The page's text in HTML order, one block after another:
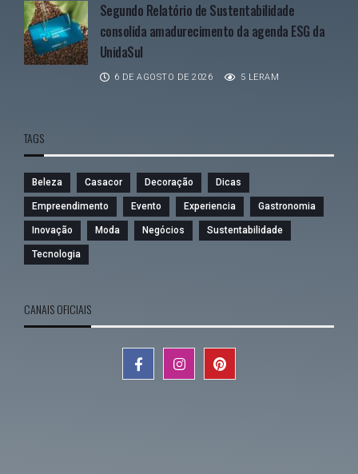
Segundo Relatório de Sustentabilidade
consolida amadurecimento da agenda ESG da
UnidaSul
6 DE AGOSTO DE 2026 5 LERAM
TAGS
Beleza Casacor Decoração Dicas
Empreendimento Evento Experiencia Gastronomia
Inovação Moda Negócios Sustentabilidade
Tecnologia
CANAIS OFICIAIS